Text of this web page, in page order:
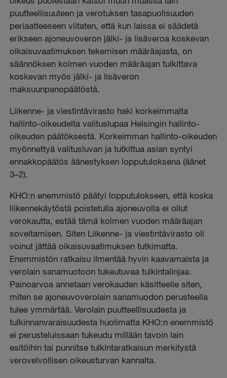
puutteellisuuteen ja verotuksen tasapuolisuuden
periaatteeseen viitaten, että kun laissa ei säädetä
erikseen ajoneuvoveron jälki- ja lisäveroa koskevan
oikaisuvaatimuksen tekemisen määräajasta, on
säännöksen kolmen vuoden määräajan tulkittava
koskevan myös jälki- ja lisäveron
maksuunpanopäätöstä.
Liikenne- ja viestintävirasto haki korkeimmalta
hallinto-oikeudelta valituslupaa Helsingin hallinto-
oikeuden päätöksestä. Korkeimman hallinto-oikeuden
myönnettyä valitusluvan ja tutkittua asian syntyi
ennakkopäätös äänestyksen lopputuloksena (äänet
3–2).
KHO:n enemmistö päätyi lopputulokseen, että koska
liikennekäytöstä poistetulla ajoneuvolla ei ollut
verokautta, estää tämä kolmen vuoden määräajan
soveltamisen. Siten Liikenne- ja viestintävirasto oli
voinut jättää oikaisuvaatimuksen tutkimatta.
Enemmistön ratkaisu ilmentää hyvin kaavamaista ja
verolain sanamuotoon tukeutuvaa tulkintalinjaa.
Painoarvoa annetaan verokauden käsitteelle siten,
miten se ajoneuvoverolain sanamuodon perusteella
tulee ymmärtää. Verolain puutteellisuudesta ja
tulkinnanvaraisuudesta huolimatta KHO:n enemmistö
ei perusteluissaan tukeudu millään tavoin lain
esitöihin tai punnitse tulkintaratkaisun merkitystä
verovelvollisen oikeusturvan kannalta.